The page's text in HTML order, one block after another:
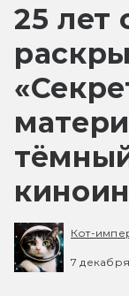
25 лет
Кот-
7